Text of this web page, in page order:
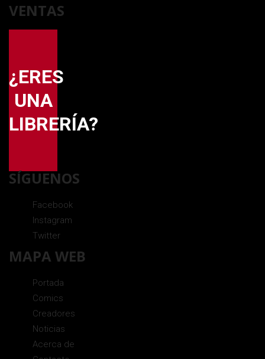
VENTAS
¿ERES
UNA
LIBRERÍA?
SÍGUENOS
Facebook
Instagram
Twitter
MAPA WEB
Portada
Comics
Creadores
Noticias
Acerca de